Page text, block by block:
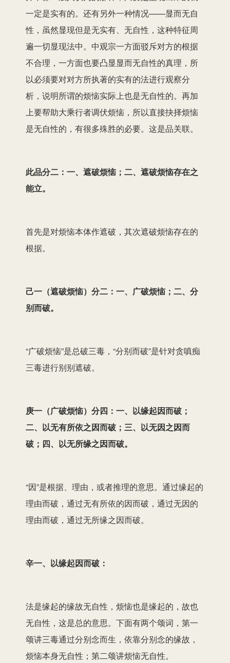
一定是实有的。还有另外一种情况——显而无自
性，虽然显现但是无实有、无自性，这种特征周
遍一切显现法中。中观宗一方面驳斥对方的根据
不合理，一方面也要凸显显而无自性的真理，所
以必须要对对方所执著的实有的法进行观察分
析，说明所谓的烦恼实际上也是无自性的。再加
上要帮助大乘行者调伏烦恼，所以直接抉择烦恼
是无自性的，有很多殊胜的必要。这是品关联。
此品分二：一、遮破烦恼；二、遮破烦恼存在之
能立。
首先是对烦恼本体作遮破，其次遮破烦恼存在的
根据。
己一（遮破烦恼）分二：一、广破烦恼；二、分
别而破。
“广破烦恼”是总破三毒，“分别而破”是针对贪嗔痴
三毒进行别别遮破。
庚一（广破烦恼）分四：一、以缘起因而破；
二、以无有所依之因而破；三、以无因之因而
破；四、以无所缘之因而破。
“因”是根据、理由，或者推理的意思。通过缘起的
理由而破，通过无有所依的因而破，通过无因的
理由而破，通过无所缘之因而破。
辛一、以缘起因而破：
法是缘起的缘故无自性，烦恼也是缘起的，故也
无自性，这是总的意思。下面有两个颂词，第一
颂讲三毒通过分别念而生，依靠分别念的缘故，
烦恼本身无自性；第二颂讲烦恼无自性。